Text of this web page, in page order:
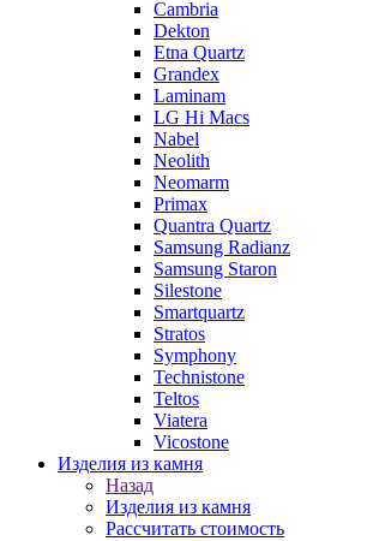
Cambria
Dekton
Etna Quartz
Grandex
Laminam
LG Hi Macs
Nabel
Neolith
Neomarm
Primax
Quantra Quartz
Samsung Radianz
Samsung Staron
Silestone
Smartquartz
Stratos
Symphony
Technistone
Teltos
Viatera
Vicostone
Изделия из камня
Назад
Изделия из камня
Рассчитать стоимость